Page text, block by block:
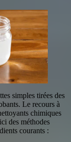
simples tirées des
Le recours à
chimiques
des méthodes
courants :